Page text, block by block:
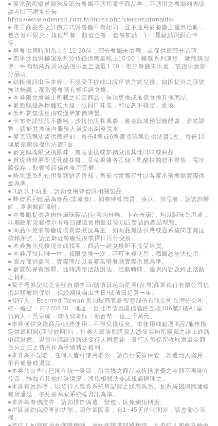
● 麥當勞歡樂送服務及部份餐廳不適用電子商品券，不適用之餐廳列表請
參考以下網址公告
https://www.edenred.com.tw/index.php/store/mcdonalds/
● 電子商品券之訂價方式與餐廳不盡相同，且不適用於餐廳之優惠活動，
包含但不限於：超值早餐、超值全餐、套餐加點、1+1星級點與甜心卡
等。
● 早餐供應時間為上午10:30前，部分餐廳未供應，或僅供應部分品項。
● 四季沙拉與極選系列沙拉僅供應至晚上10:00；極選系列漢堡、嫩煎鷄腿
堡、牛肉類商品與冰品僅供應至凌晨1:00；部分餐廳未供應，或僅供應部
分品項。
● 結帳前請出示本券，不接受手抄或口說序號方式兌換。如因提供之序號
無法辨識，麥當勞餐廳有權拒絕兌換。
● 本券限兌換券上所載之指定商品，無法更換或加價兌換其他商品。
● 麥脆鷄腿為棒腿或大腿，限同口味裝，部位恕不指定、更換。
● 飲料恕無法更換或漢堡加價特製。
● 卡布奇諾預設不撒粉，沙拉預設和風醬，麥克鷄塊預設醣醋醬，若欲調
整，請於兌換前向服務人員提出調整需求。
● 麥克鷄塊沾醬供應規則：每份4塊或6塊麥克鷄塊提供沾醬1盒、每份10
塊麥克鷄塊提供沾醬2盒。
● 麥克鷄塊限兌換原味，無法更換或加價兌換其他口味或商品。
● 買現烤焙果即送乳酪抹醬、草莓果醬各乙個；乳酪抹醬恕不單售，需冷
藏保存，取餐後請儘速食用完畢。
● 焙果堡系列使用整顆鮮切番茄，番茄片實際尺寸以各麥當勞餐廳實際供
應為準。
● 3歲以下幼童，請勿食用蜂蜜與相關製品。
● 蜂蜜系列飲品為食品(非素食)，如有特殊體質、疾病、禁忌者，請諮詢醫
師，遵照醫師囑咐。
● 本餐廳提供含肉桂風味製品(包含肉桂捲、卡布奇諾)，均以調味為用途，
非屬政府規範標示有每日建議食用量並需加註警語的產品型態。
● 商品供應依餐廳現場實際狀況為主，如商品無法供應或遇系統問題無法
核銷序號，請至鄰近餐廳兌換或擇日再行兌換。
● 本券無法兌換現金或找零，商品一經兌換即不接受退貨。
● 本券序號具唯一性，僅限兌換一次，不可重複使用，截圖恕無法使用。
● 圖片僅供參考，實際商品以各麥當勞餐廳實際供應為準。
● 麥當勞保有解釋、隨時調整活動辦法、活動時間、優惠內容及終止活動
之權利。
●電子禮券記載之金額自銷售日/儲值日起由星展(台灣)商業銀行有限公司提
供足額履約保證，保證期間自出售日/儲值日起算一年。
●發行人：Edenred Taiwan 新加坡商宜睿智慧股份有限公司台灣分公司，
統一編號：70770620，地址：台北市信義區信義路五段106號2樓A1室，
負責人：吳宗翰，實收資本額：新台幣一億三千萬元。
●本券僅供兌換商品/服務使用，不得兌換現金。未使用或超過商品/服務指
定供應期間(序號效期)時，持券人應洽原購買人憑發票向所購買之線上通路
申請退貨。退貨申請經通路或發行人同意後，發行人得保留收取返還金額
百分之三之費用作為手續費之權利。
●本券為不記名，任何人皆可使用本券，請自行妥善保管，如遭他人盜用，
不再補發或退貨。
●本券於出售時已開立統一發票，所兌換之商品或折抵消費之金額不再開立
發票，惟如有其他特殊情況，將依相關法令或規範辦理之。
●本券有效與否，以發行人票券系統所記錄之狀態為憑。如系統因網路連線
有所遲延，依兌換商家系統端資訊為準。
●本券為有價證券，請勿擅自偽造、變造，以免觸犯刑責。
●星展履約保證查詢功能，因作業因素，有1~45天的時間差，請您耐心等
候。